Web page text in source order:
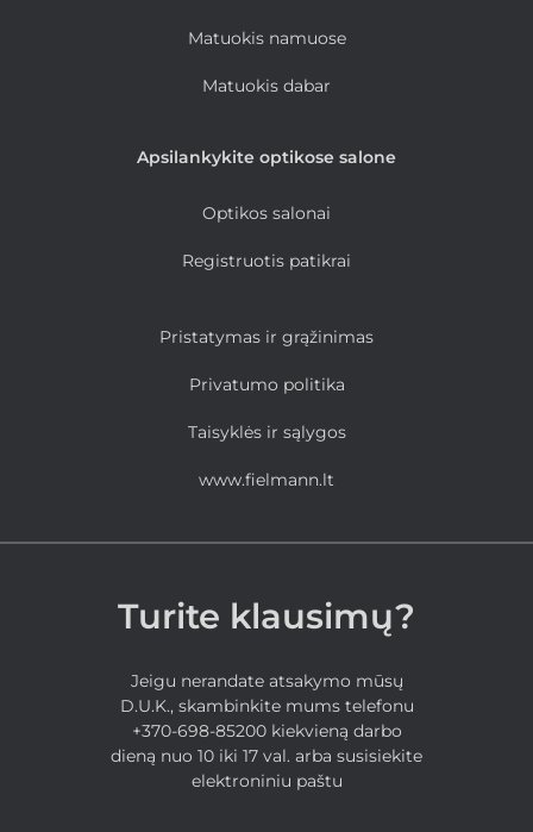
Matuokis namuose
Matuokis dabar
Apsilankykite optikose salone
Optikos salonai
Registruotis patikrai
Pristatymas ir grąžinimas
Privatumo politika
Taisyklės ir sąlygos
www.fielmann.lt
Turite klausimų?
Jeigu nerandate atsakymo mūsų
D.U.K., skambinkite mums telefonu
+370-698-85200 kiekvieną darbo
dieną nuo 10 iki 17 val. arba susisiekite
elektroniniu paštu